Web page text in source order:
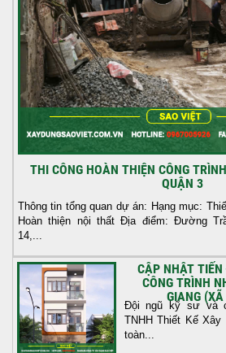
THI CÔNG HOÀN THIỆN CÔNG
QUẬN 3
Thông tin tổng quan dự án: Hạng mục:
Hoàn thiện nội thất Địa điểm: Đường
14,...
CẬP NHẬT TIẾN
CÔNG TRÌNH
GIANG
Đội ngũ kỹ sư và
TNHH Thiết Kế
toàn...